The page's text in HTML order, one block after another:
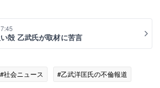
殻 乙武氏が取材に苦言
#社会ニュース
#乙武洋匡氏の不倫報道